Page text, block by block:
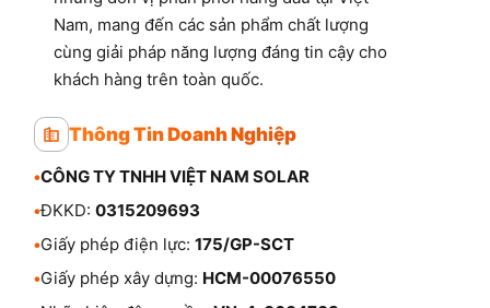
Nam, mang đến các sản phẩm chất lượng
cùng giải pháp năng lượng đáng tin cậy cho
khách hàng trên toàn quốc.
Thông Tin Doanh Nghiệp
•CÔNG TY TNHH VIỆT NAM SOLAR
•ĐKKD: 0315209693
•Giấy phép điện lực: 175/GP-SCT
•Giấy phép xây dựng: HCM-00076550